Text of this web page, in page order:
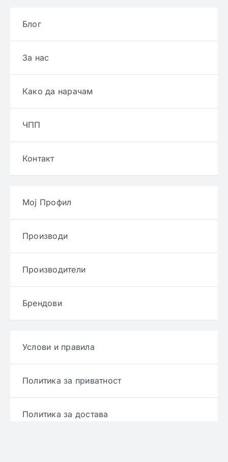
Блог
За нас
Како да нарачам
ЧПП
Контакт
Мој Профил
Производи
Производители
Брендови
Услови и правила
Политика за приватност
Политика за достава